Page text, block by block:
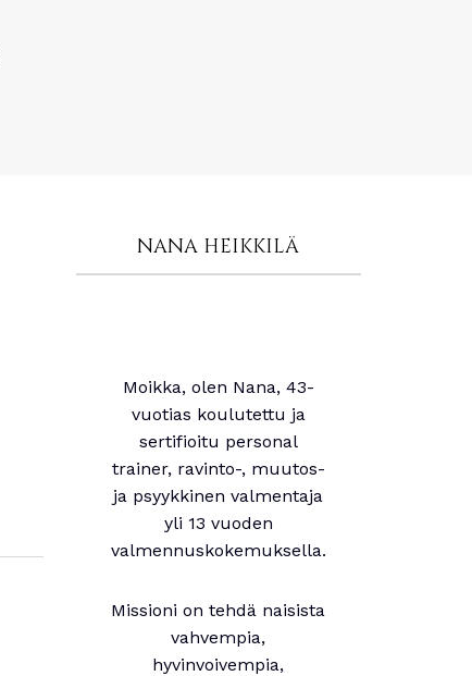
NANA HEIKKILÄ
Moikka, olen Nana, 43-
vuotias koulutettu ja
sertifioitu personal
trainer, ravinto-, muutos-
ja psyykkinen valmentaja
yli 13 vuoden
valmennuskokemuksella.
Missioni on tehdä naisista
vahvempia,
hyvinvoivempia,